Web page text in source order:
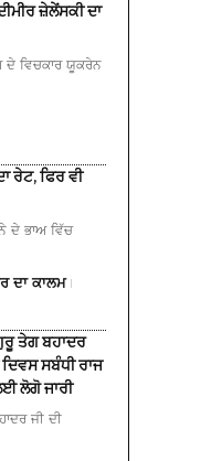
ਜ਼ੇਲੇਂਸਕੀ ਦਾ
ਦੇ ਵਿਚਕਾਰ ਯੂਕਰੇਨ
ਰੇਟ, ਫਿਰ ਵੀ
ਦੇ ਭਾਅ ਵਿੱਚ
ਦਾ ਕਾਲਮ
ਤੇਗ ਬਹਾਦਰ
ਸਬੰਧੀ ਰਾਜ
ਲੋਗੋ ਜਾਰੀ
ਜੀ ਦੀ